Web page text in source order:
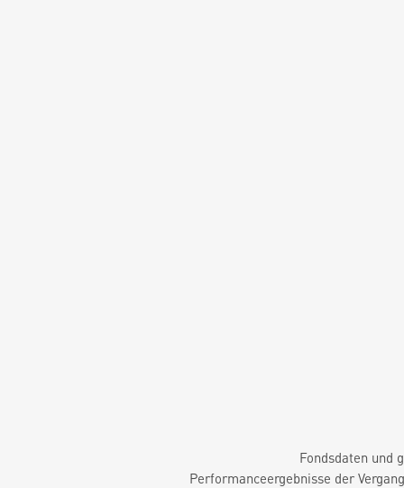
Fondsdaten und
Performanceergebnisse der